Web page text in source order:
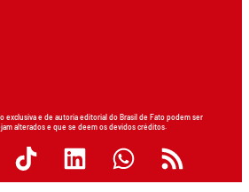
exclusiva e de autoria editorial do Brasil de Fato podem ser
alterados e que se deem os devidos créditos.